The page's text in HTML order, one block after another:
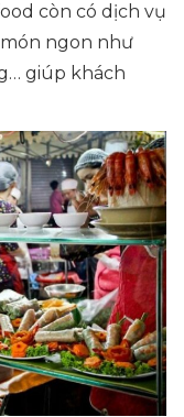
còn có dịch vụ
món ngon như
giúp khách